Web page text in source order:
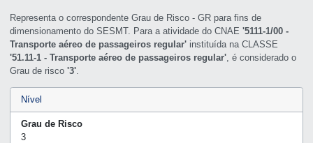
Representa o correspondente Grau de Risco - GR para fins de
dimensionamento do SESMT. Para a atividade do CNAE'5111-1/00 -
Transporte aéreo de passageiros regular' instituída na CLASSE
'51.11-1 - Transporte aéreo de passageiros regular' , é considerado o
Grau de risco'3'
Nível
Grau de Risco
3